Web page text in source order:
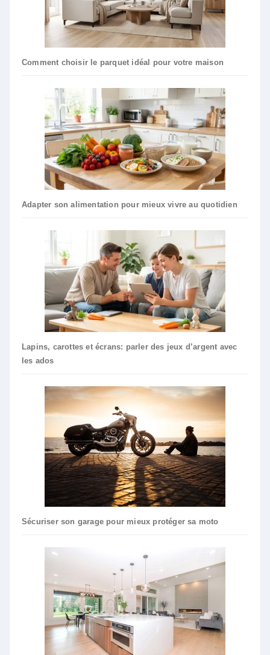
Comment choisir le parquet idéal pour votre maison
Adapter son alimentation pour mieux vivre au quotidien
Lapins, carottes et écrans: parler des jeux d’argent avec
les ados
Sécuriser son garage pour mieux protéger sa moto